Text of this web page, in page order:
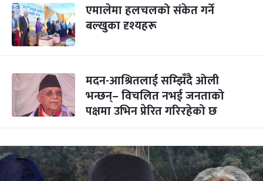
एमालेमा हलचलको संकेत गर्ने
बल्खुका दृश्यहरू
मदन-आश्रितलाई सम्झिँदै ओली
भन्छन्– विचलित नभई जनताको
पक्षमा उभिन प्रेरित गरिरहेको छ